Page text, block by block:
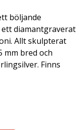
böljande
diamantgraverat
Allt skulpterat
mm bred och
Finns